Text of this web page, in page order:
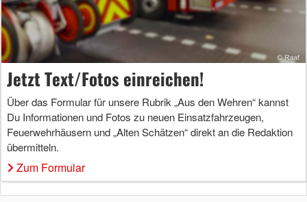
Jetzt Text/Fotos einreichen!
Über das Formular für unsere Rubrik „Aus den Wehren“ kannst
Du Informationen und Fotos zu neuen Einsatzfahrzeugen,
Feuerwehrhäusern und „Alten Schätzen“ direkt an die Redaktion
übermitteln.
Zum Formular